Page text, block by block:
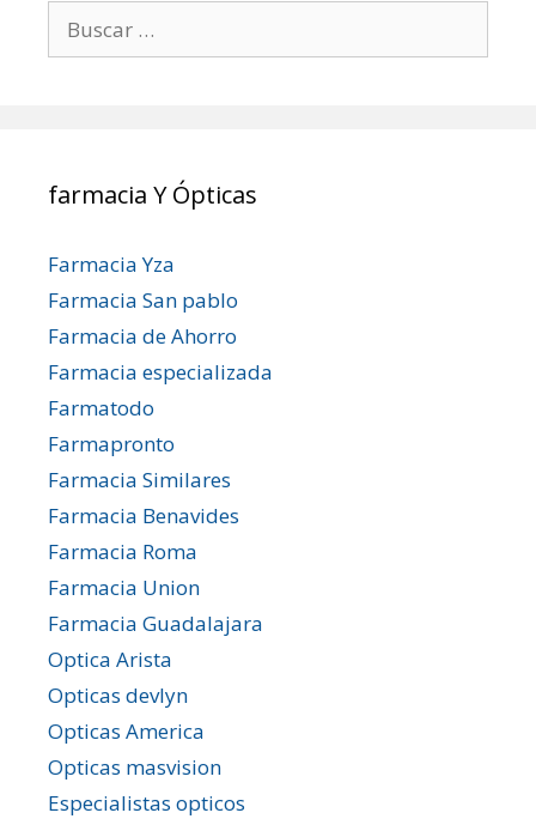
farmacia Y Ópticas
Farmacia Yza
Farmacia San pablo
Farmacia de Ahorro
Farmacia especializada
Farmatodo
Farmapronto
Farmacia Similares
Farmacia Benavides
Farmacia Roma
Farmacia Union
Farmacia Guadalajara
Optica Arista
Opticas devlyn
Opticas America
Opticas masvision
Especialistas opticos